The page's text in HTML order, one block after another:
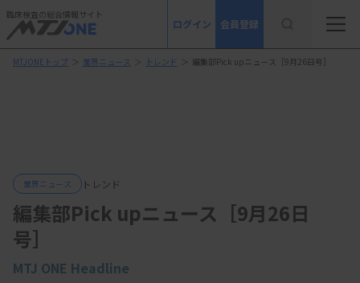
臨床検査の総合情報サイト
ログイン 会員登録
MTJONEトップ ＞ 業界ニュース ＞ トレンド ＞ 編集部Pick upニュース［9月26日号］
業界ニュース トレンド
編集部Pick upニュース［9月26日
号］
MTJ ONE Headline